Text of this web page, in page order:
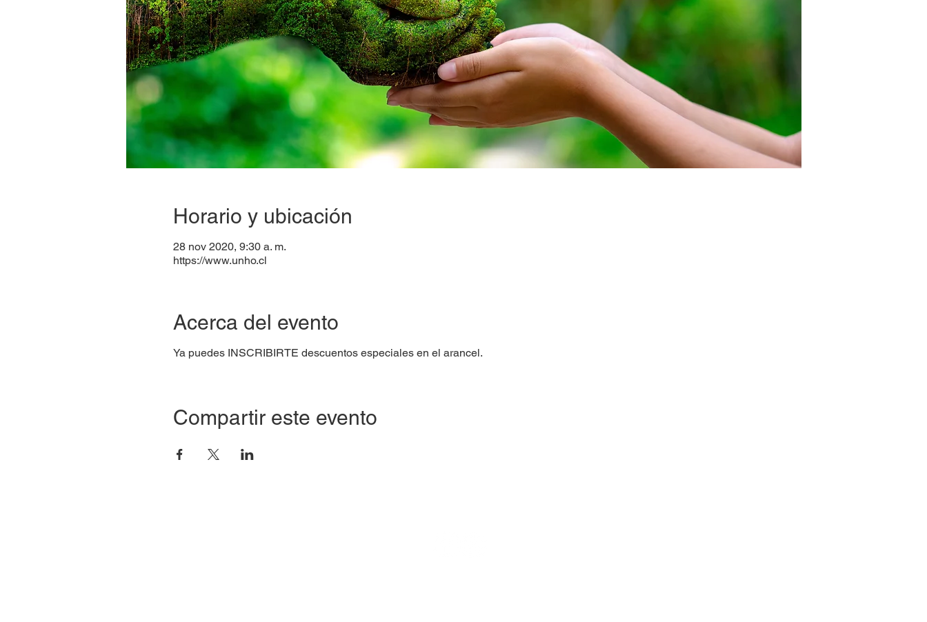
Horario y ubicación
28 nov 2020, 9:30 a. m.
https://www.unho.cl
Acerca del evento
Ya puedes INSCRIBIRTE descuentos especiales en el arancel.
Compartir este evento